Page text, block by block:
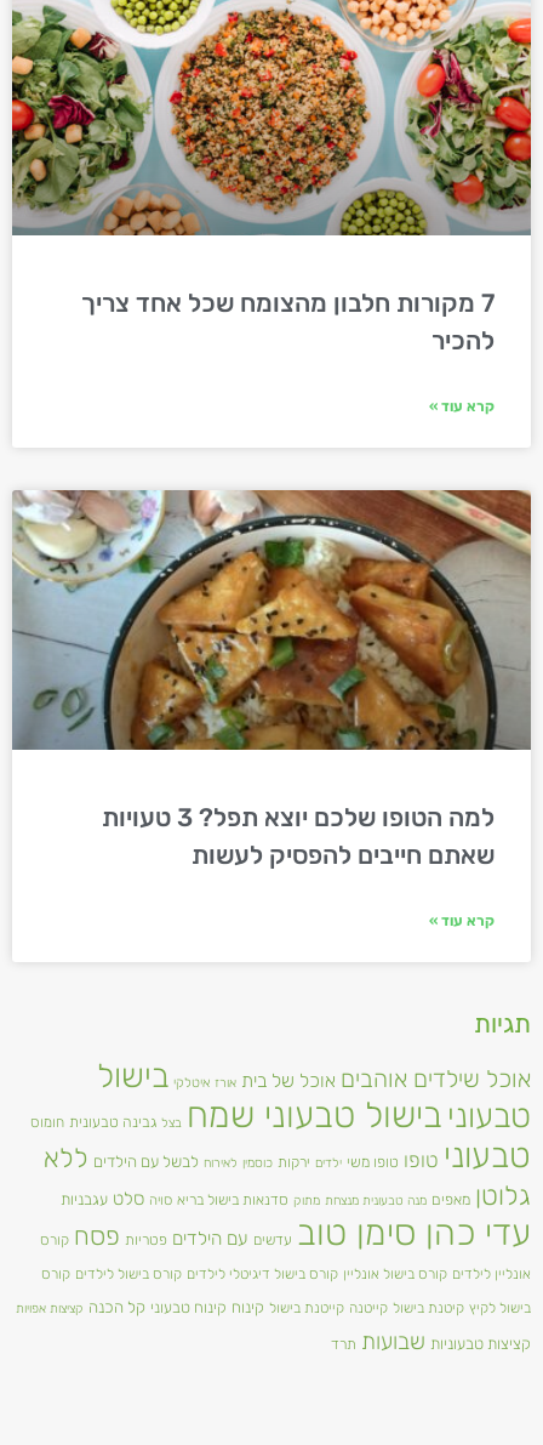
7 מקורות חלבון מהצומח שכל אחד צריך
להכיר
קרא עוד »
למה הטופו שלכם יוצא תפל? 3 טעויות
שאתם חייבים להפסיק לעשות
קרא עוד »
תגיות
אוכל שילדים אוהבים אוכל של בית אורז איטלקי בישול
טבעוני בישול טבעוני שמח בצל גבינה טבעונית חומוס
טבעוני טופו טופו משי ילדים ירקות כוסמין לאירוח לבשל עם הילדים ללא
גלוטן מאפים מנה טבעונית מנצחת מתוק סדנאות בישול בריא סויה סלט עגבניות
עדי כהן סימן טוב עדשים עם הילדים פטריות פסח קורס
אונליין לילדים קורס בישול אונליין קורס בישול דיגיטלי לילדים קורס בישול לילדים קורס
בישול לקיץ קיטנת בישול קייטנה קייטנת בישול קינוח קינוח טבעוני קל הכנה קציצות אפויות
קציצות טבעוניות שבועות תרד